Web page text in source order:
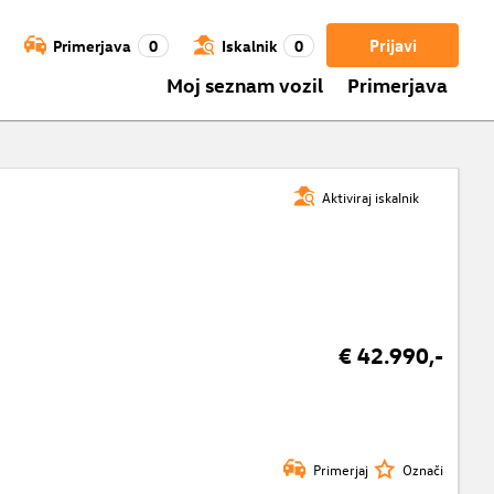
Prijavi
Primerjava 0 Iskalnik 0
Moj seznam vozil Primerjava
Aktiviraj iskalnik
€ 42.990,-
Primerjaj Označi